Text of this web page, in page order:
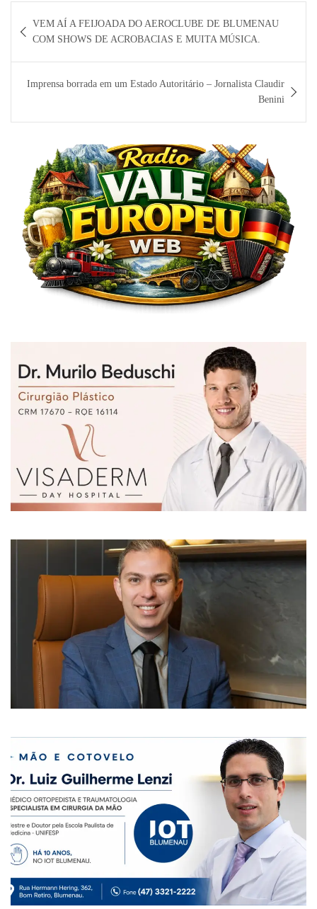
de
Post
VEM AÍ A FEIJOADA DO AEROCLUBE DE BLUMENAU
COM SHOWS DE ACROBACIAS E MUITA MÚSICA.
Imprensa borrada em um Estado Autoritário – Jornalista Claudir
Benini